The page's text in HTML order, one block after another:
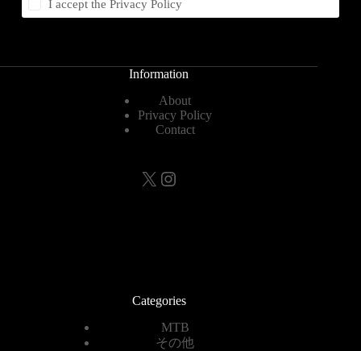
I accept thePrivacy Policy
Information
About
Privacy Policy
Contact
X Instagram
Categories
MTB
その他